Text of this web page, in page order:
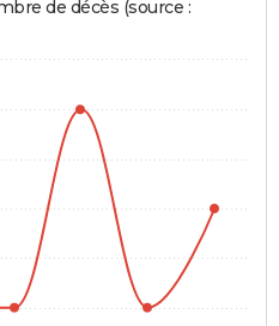
de décès (source :